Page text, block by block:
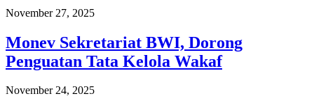
November 27, 2025
Monev Sekretariat BWI, Dorong
Penguatan Tata Kelola Wakaf
November 24, 2025